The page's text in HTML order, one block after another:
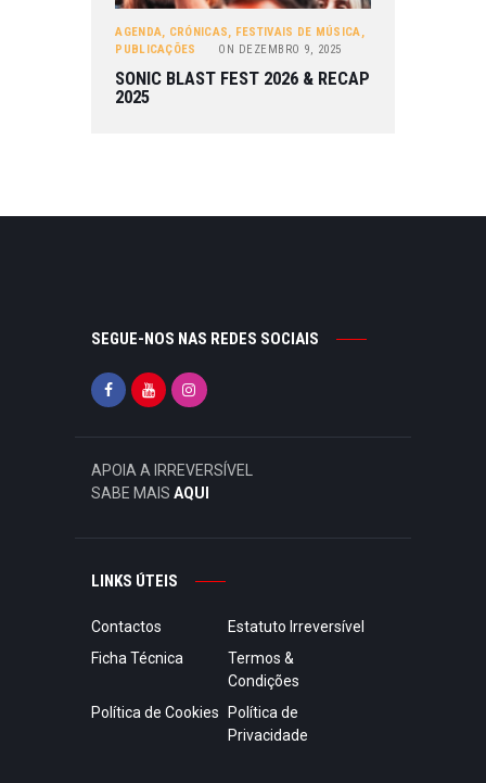
AGENDA, CRÓNICAS, FESTIVAIS DE MÚSICA,
PUBLICAÇÕES
ON DEZEMBRO 9, 2025
SONIC BLAST FEST 2026 & RECAP
2025
SEGUE-NOS NAS REDES SOCIAIS
APOIA A IRREVERSÍVEL
SABE MAIS AQUI
LINKS ÚTEIS
Contactos
Estatuto Irreversível
Ficha Técnica
Termos &
Condições
Política de Cookies
Política de
Privacidade